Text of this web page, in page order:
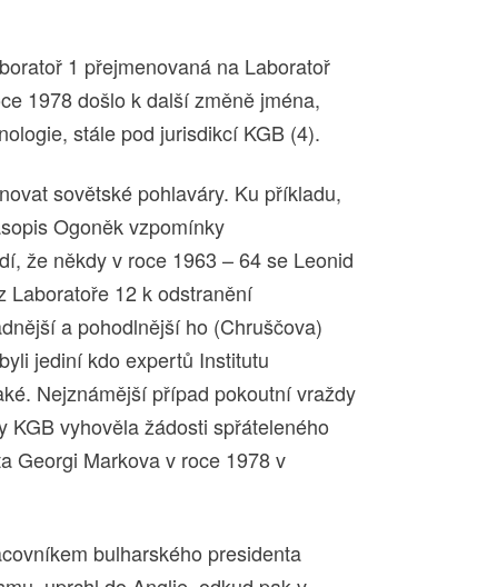
1 přejmenovaná na Laboratoř
1978 došlo k další změně jména,
stále pod jurisdikcí KGB (4).
sovětské pohlaváry. Ku příkladu,
Ogoněk vzpomínky
že někdy v roce 1963 – 64 se Leonid
Laboratoře 12 k odstranění
a pohodlnější ho (Chruščova)
jediní kdo expertů Institutu
Nejznámější případ pokoutní vraždy
vyhověla žádosti spřáteleného
Georgi Markova v roce 1978 v
bulharského presidenta